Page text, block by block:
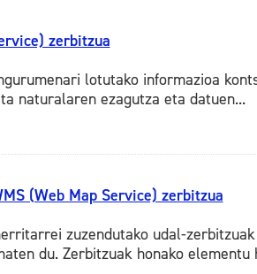
zerbitzua
lotutako informazioa
naturalaren ezagutza eta datuen...
(Web Map Service) zerbitzua
zuzendutako udal-
du. Zerbitzuak honako elementu